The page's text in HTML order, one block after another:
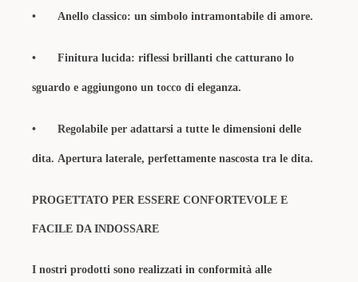
• Anello classico: un simbolo intramontabile di amore.
• Finitura lucida: riflessi brillanti che catturano lo
sguardo e aggiungono un tocco di eleganza.
• Regolabile per adattarsi a tutte le dimensioni delle
dita. Apertura laterale, perfettamente nascosta tra le dita.
PROGETTATO PER ESSERE CONFORTEVOLE E
FACILE DA INDOSSARE
I nostri prodotti sono realizzati in conformità alle